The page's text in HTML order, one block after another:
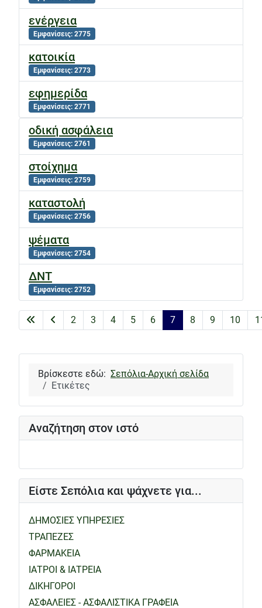
Αναζήτηση στον ιστό
Είστε Σεπόλια και ψάχνετε για...
ΔΗΜΟΣΙΕΣ ΥΠΗΡΕΣΙΕΣ
ΤΡΑΠΕΖΕΣ
ΦΑΡΜΑΚΕΙΑ
ΙΑΤΡΟΙ & ΙΑΤΡΕΙΑ
ΔΙΚΗΓΟΡΟΙ
ΑΣΦΑΛΕΙΕΣ - ΑΣΦΑΛΙΣΤΙΚΑ ΓΡΑΦΕΙΑ
ενέργεια
Εμφανίσεις: 2775
κατοικία
Εμφανίσεις: 2773
εφημερίδα
Εμφανίσεις: 2771
οδική ασφάλεια
Εμφανίσεις: 2761
στοίχημα
Εμφανίσεις: 2759
καταστολή
Εμφανίσεις: 2756
ψέματα
Εμφανίσεις: 2754
ΔΝΤ
Εμφανίσεις: 2752
Σελίδα 7 από 20
2 3 4 5 6 7 8 9 10
Βρίσκεστε εδώ: Σεπόλια-Αρχική σελίδα
Ετικέτες